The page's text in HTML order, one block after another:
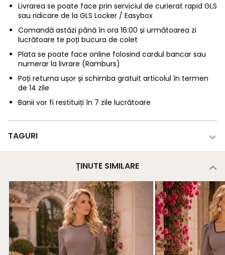
Livrarea se poate face prin serviciul de curierat rapid GLS
sau ridicare de la GLS Locker / Easybox
Comandă astăzi până în ora 16:00 și următoarea zi
lucrătoare te poți bucura de colet
Plata se poate face online folosind cardul bancar sau
numerar la livrare (Ramburs)
Poți returna ușor și schimba gratuit articolul în termen
de 14 zile
Banii vor fi restituiți în 7 zile lucrătoare
TAGURI
ȚINUTE SIMILARE